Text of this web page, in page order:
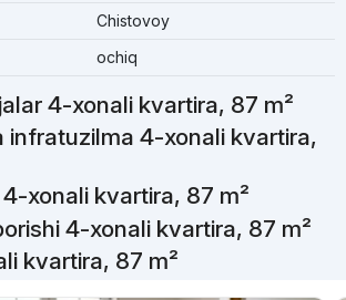
Chistovoy
ochiq
4-xonali kvartira, 87 m²
infratuzilma 4-xonali kvartira,
xonali kvartira, 87 m²
4-xonali kvartira, 87 m²
kvartira, 87 m²